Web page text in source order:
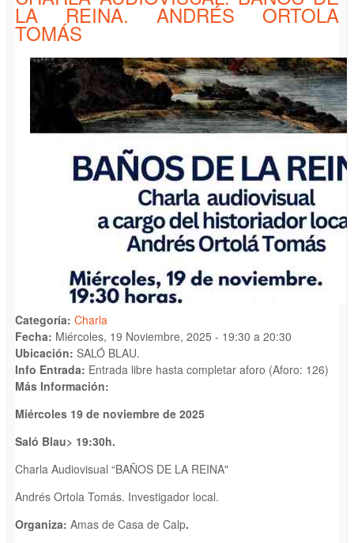
LA REINA. ANDRÉS ORTOLA
TOMÁS
Categoría: Charla
Fecha: Miércoles, 19 Noviembre, 2025 - 19:30 a 20:30
Ubicación: SALÓ BLAU.
Info Entrada: Entrada libre hasta completar aforo (Aforo: 126)
Más Información:
Miércoles 19 de noviembre de 2025
Saló Blau> 19:30h.
Charla Audiovisual “BAÑOS DE LA REINA"
Andrés Ortola Tomás. Investigador local.
Organiza: Amas de Casa de Calp.